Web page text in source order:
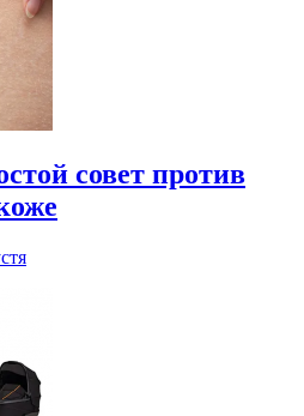
совет против